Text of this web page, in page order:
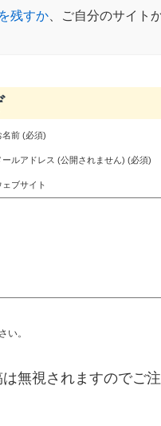
残すか、ご自分のサイト
名前 (必須)
ールアドレス (公開されません) (必須)
ェブサイト
い。
無視されますのでご